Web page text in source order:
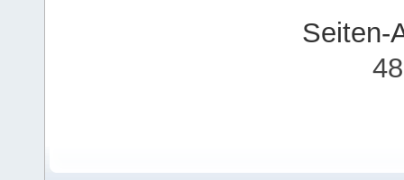
Seiten-